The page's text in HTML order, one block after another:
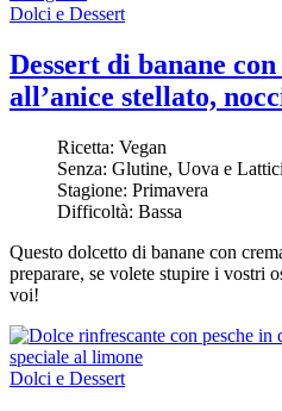
Dolci e Dessert
Dessert di banane
all’anice stellato,
Ricetta: Vegan
Senza: Glutine, Uova e
Stagione: Primavera
Difficoltà: Bassa
Questo dolcetto di banane con
preparare, se volete stupire i vostri
voi!
Dolci e Dessert